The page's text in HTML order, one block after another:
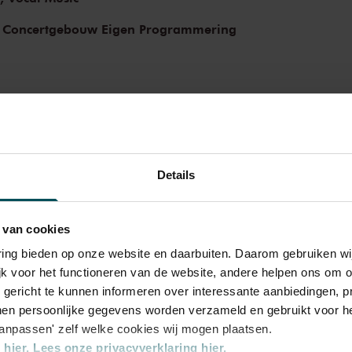
Details
cookies
bieden op onze website en daarbuiten. Daarom gebruiken
voor het functioneren van de website, andere helpen ons om
te kunnen informeren over interessante aanbiedingen,
persoonlijke gegevens worden verzameld en gebruikt voor
zelf welke cookies wij mogen plaatsen.
hier. Lees onze privacyverklaring hier.
here, as have Miles Davis and
and bands that have graced the stage
Concertgebouw Eigen Programmering
Category
3
€29.00